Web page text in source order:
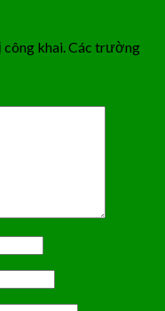
khai.Các trường